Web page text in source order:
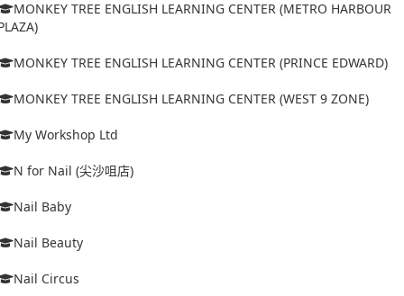
MONKEY TREE ENGLISH LEARNING CENTER (METRO HARBOUR
MONKEY TREE ENGLISH LEARNING CENTER (PRINCE EDWARD)
MONKEY TREE ENGLISH LEARNING CENTER (WEST 9 ZONE)
My Workshop Ltd
N for Nail (尖沙咀店)
Nail Baby
Nail Beauty
Nail Circus